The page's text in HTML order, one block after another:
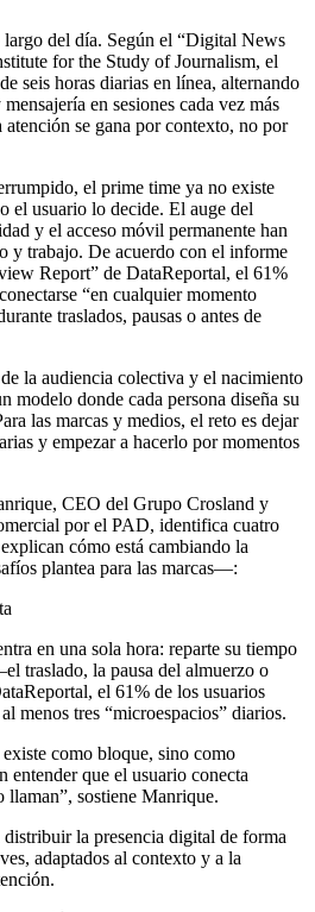
largo del día. Según el “Digital News
for the Study of Journalism, el
seis horas diarias en línea, alternando
en sesiones cada vez más
atención se gana por contexto, no por
el prime time ya no existe
el usuario lo decide. El auge del
y el acceso móvil permanente han
y trabajo. De acuerdo con el informe
Report” de DataReportal, el 61%
“en cualquier momento
traslados, pausas o antes de
la audiencia colectiva y el nacimiento
modelo donde cada persona diseña su
las marcas y medios, el reto es dejar
y empezar a hacerlo por momentos
CEO del Grupo Crosland y
por el PAD, identifica cuatro
cómo está cambiando la
plantea para las marcas—:
en una sola hora: reparte su tiempo
traslado, la pausa del almuerzo o
el 61% de los usuarios
menos tres “microespacios” diarios.
como bloque, sino como
entender que el usuario conecta
sostiene Manrique.
la presencia digital de forma
adaptados al contexto y a la